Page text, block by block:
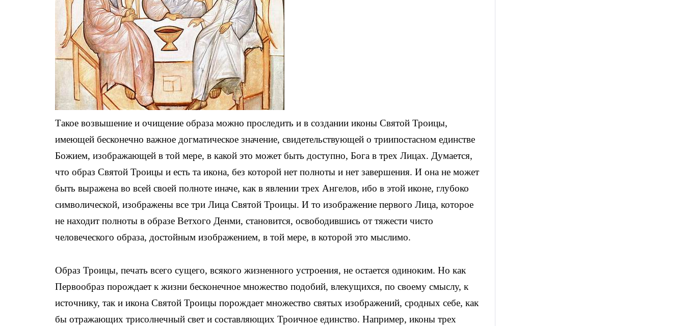
Такое возвышение и очищение образа можно проследить и в создании иконы Святой Троицы,
имеющей бесконечно важное догматическое значение, свидетельствующей о триипостасном единстве
Божием, изображающей в той мере, в какой это может быть доступно, Бога в трех Лицах. Думается,
что образ Святой Троицы и есть та икона, без которой нет полноты и нет завершения. И она не может
быть выражена во всей своей полноте иначе, как в явлении трех Ангелов, ибо в этой иконе, глубоко
символической, изображены все три Лица Святой Троицы. И то изображение первого Лица, которое
не находит полноты в образе Ветхого Денми, становится, освободившись от тяжести чисто
человеческого образа, достойным изображением, в той мере, в которой это мыслимо.
Образ Троицы, печать всего сущего, всякого жизненного устроения, не остается одиноким. Но как
Первообраз порождает к жизни бесконечное множество подобий, влекущихся, по своему смыслу, к
источнику, так и икона Святой Троицы порождает множество святых изображений, сродных себе, как
бы отражающих трисолнечный свет и составляющих Троичное единство. Например, иконы трех